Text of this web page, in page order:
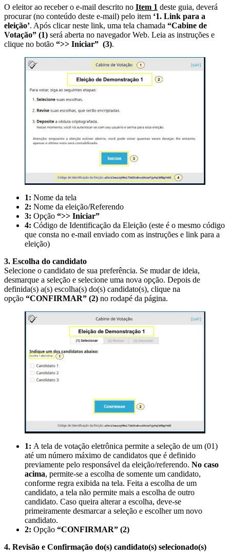
O eleitor ao receber o e-mail descrito no Item 1 deste guia, deverá
procurar (no conteúdo deste e-mail) pelo item ‘1. Link para a
eleição’. Após clicar neste link, uma tela chamada “Cabine de
Votação” (1) será aberta no navegador Web. Leia as instruções e
clique no botão “>> Iniciar” (3).
1: Nome da tela
2: Nome da eleição/Referendo
3: Opção “>> Iniciar”
4: Código de Identificação da Eleição (este é o mesmo código
que consta no e-mail enviado com as instruções e link para a
eleição)
3. Escolha do candidato
Selecione o candidato de sua preferência. Se mudar de ideia,
desmarque a seleção e selecione uma nova opção. Depois de
definida(s) a(s) escolha(s) do(s) candidato(s), clique na
opção “CONFIRMAR” (2) no rodapé da página.
1: A tela de votação eletrônica permite a seleção de um (01)
até um número máximo de candidatos que é definido
previamente pelo responsável da eleição/referendo. No caso
acima, permite-se a escolha de somente um candidato,
conforme regra exibida na tela. Feita a escolha de um
candidato, a tela não permite mais a escolha de outro
candidato. Caso queira alterar a escolha, deve-se
primeiramente desmarcar a seleção e escolher um novo
candidato.
2: Opção “CONFIRMAR” (2)
4. Revisão e Confirmação do(s) candidato(s) selecionado(s)